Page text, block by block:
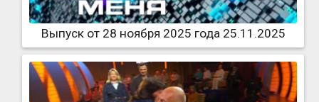
Выпуск от 28 ноября 2025 года 25.11.2025